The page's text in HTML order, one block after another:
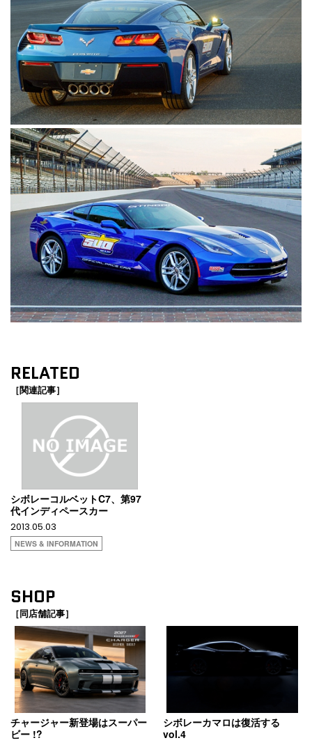
RELATED
［関連記事］
シボレーコルベットC7、第97
代インディペースカー
2013.05.03
NEWS & INFORMATION
SHOP
［同店舗記事］
チャージャー新登場はスーパー
ビー !?
シボレーカマロは復活する
vol.4